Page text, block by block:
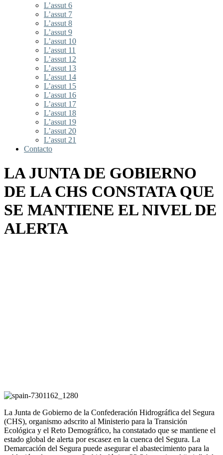
L’assut 6
L’assut 7
L’assut 8
L’assut 9
L’assut 10
L’assut 11
L’assut 12
L’assut 13
L’assut 14
L’assut 15
L’assut 16
L’assut 17
L’assut 18
L’assut 19
L’assut 20
L’assut 21
Contacto
LA JUNTA DE GOBIERNO
DE LA CHS CONSTATA QUE
SE MANTIENE EL NIVEL DE
ALERTA
La Junta de Gobierno de la Confederación Hidrográfica del Segura
(CHS), organismo adscrito al Ministerio para la Transición
Ecológica y el Reto Demográfico, ha constatado que se mantiene el
estado global de alerta por escasez en la cuenca del Segura. La
Demarcación del Segura puede asegurar el abastecimiento para la